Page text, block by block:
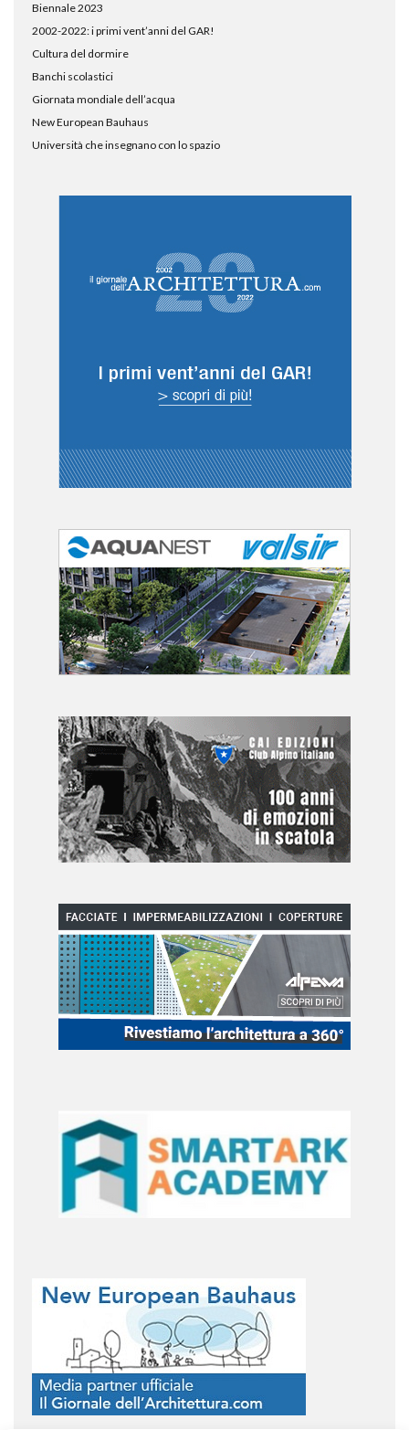
Biennale 2023
2002-2022: i primi vent’anni del GAR!
Cultura del dormire
Banchi scolastici
Giornata mondiale dell’acqua
New European Bauhaus
Università che insegnano con lo spazio